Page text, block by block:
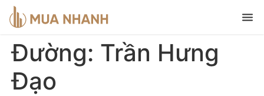
Đường: Trần Hưng
Đạo